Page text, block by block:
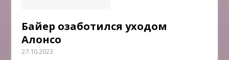
Байер озаботился уходом
Алонсо
27.10.2023